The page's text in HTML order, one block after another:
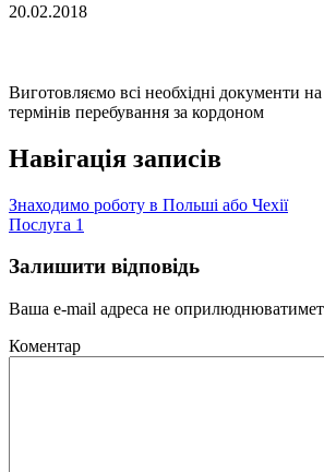
20.02.2018
Виготовляємо всі необхідні документи
термінів перебування за кордоном
Навігація записів
Знаходимо роботу в Польші або Чехії
Послуга 1
Залишити відповідь
Ваша e-mail адреса не
Коментар